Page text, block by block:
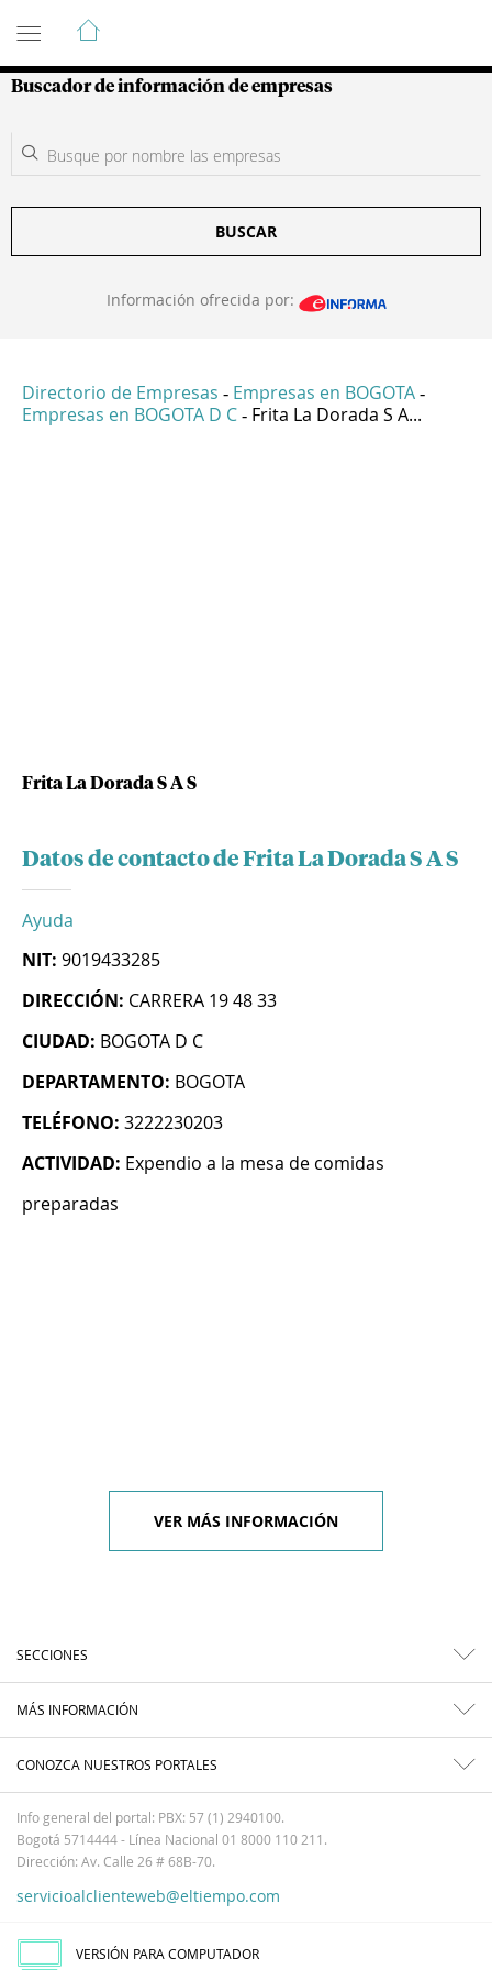
Guía de Empresas Colombianas
Buscador de información de empresas
BUSCAR
Información ofrecida por:
Directorio de Empresas - Empresas en BOGOTA -
Empresas en BOGOTA D C - Frita La Dorada S A...
Frita La Dorada S A S
Datos de contacto de Frita La Dorada S A S
Ayuda
NIT: 9019433285
DIRECCIÓN: CARRERA 19 48 33
CIUDAD: BOGOTA D C
DEPARTAMENTO: BOGOTA
TELÉFONO: 3222230203
ACTIVIDAD: Expendio a la mesa de comidas
preparadas
VER MÁS INFORMACIÓN
SECCIONES
MÁS INFORMACIÓN
CONOZCA NUESTROS PORTALES
Info general del portal: PBX: 57 (1) 2940100.
Bogotá 5714444 - Línea Nacional 01 8000 110 211.
Dirección: Av. Calle 26 # 68B-70.
servicioalclienteweb@eltiempo.com
VERSIÓN PARA COMPUTADOR